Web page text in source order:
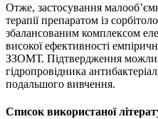
Отже, застосування
терапії препаратом із
збалансованим комплексом
високої ефективності
ЗЗОМТ. Підтвердження
гідропровідника
подальшого вивчення.
Список використаної